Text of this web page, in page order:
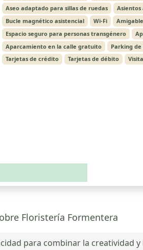
Aseo adaptado para sillas de ruedas
Asientos
Bucle magnético asistencial
Wi-Fi
Espacio seguro para personas transgénero
Aparcamiento en la calle gratuito
Parking de
Tarjetas de crédito
Tarjetas de débito
Floristería Formentera
para combinar la